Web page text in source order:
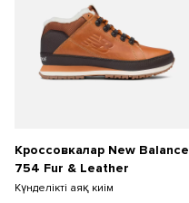
Кроссовкалар New Balance
754 Fur & Leather
Күнделікті аяқ киім